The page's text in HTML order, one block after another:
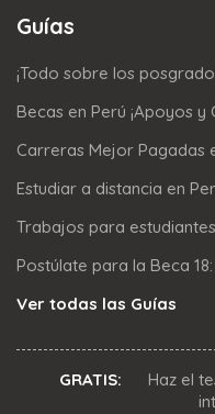
Guías
¡Todo sobre los
Becas en Perú ¡Apoyos
Carreras Mejor Pagadas
Estudiar a distancia en
Trabajos para
Postúlate para la Beca
Ver todas las Guías
GRATIS: Haz el